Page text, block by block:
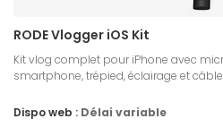
RODE Vlogger iOS Kit
Kit vlog complet pour iPhone avec
smartphone, trépied, éclairage et câble
Dispo web : Délai variable